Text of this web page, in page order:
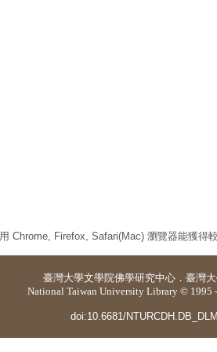
Chrome, Firefox, Safari(Mac) 瀏覽器能獲得
臺灣大學文學院佛學研究中心 ． 臺灣
National Taiwan University Library © 1995
doi:10.6681/